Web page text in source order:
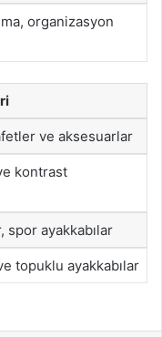
organizasyon
ve aksesuarlar
kontrast
ayakkabılar
topuklu ayakkabılar